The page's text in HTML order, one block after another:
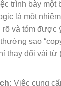
trình bày một
là một
rõ và tóm được
sao
thay đổi vài từ
Việc cung